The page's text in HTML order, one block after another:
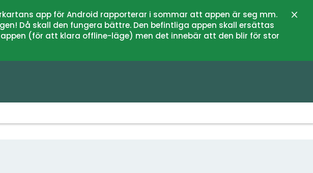
app för Android rapporterar i sommar att appen är seg mm.
Då skall den fungera bättre. Den befintliga appen skall ersättas
(för att klara offline-läge) men det innebär att den blir för stor